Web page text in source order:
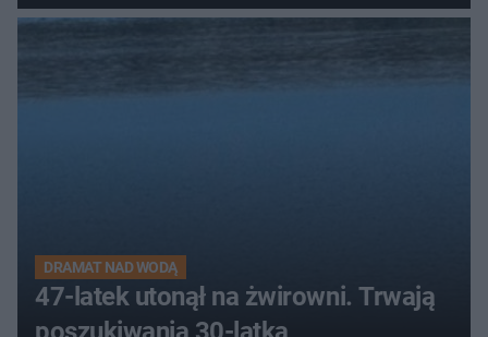
DRAMAT NAD WODĄ
47-latek utonął na żwirowni. Trwają